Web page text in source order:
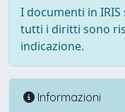
I documenti in
tutti i diritti sono
indicazione.
Informazioni